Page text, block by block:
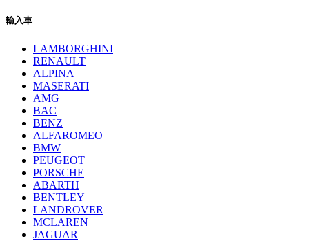
輸入車
LAMBORGHINI
RENAULT
ALPINA
MASERATI
AMG
BAC
BENZ
ALFAROMEO
BMW
PEUGEOT
PORSCHE
ABARTH
BENTLEY
LANDROVER
MCLAREN
JAGUAR